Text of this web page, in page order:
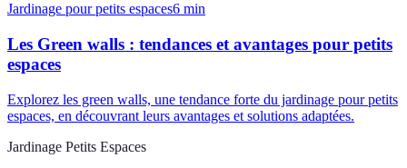
Jardinage pour petits espaces6 min
Les Green walls : tendances et avantages pour petits
espaces
Explorez les green walls, une tendance forte du jardinage pour petits
espaces, en découvrant leurs avantages et solutions adaptées.
Jardinage Petits Espaces